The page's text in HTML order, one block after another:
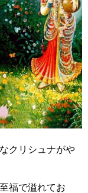
クリシュナがや
福で溢れてお